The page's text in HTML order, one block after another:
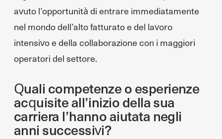
avuto l’opportunità di entrare immediatamente
nel mondo dell’alto fatturato e del lavoro
intensivo e della collaborazione con i maggiori
operatori del settore.
Quali competenze o esperienze
acquisite all’inizio della sua
carriera l’hanno aiutata negli
anni successivi?